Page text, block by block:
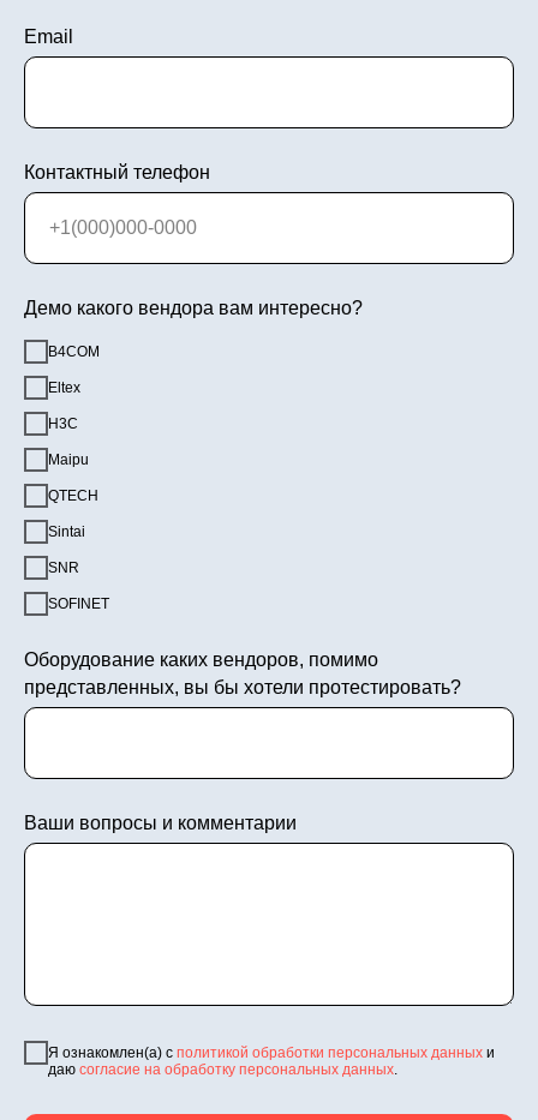
Email
Контактный телефон
Демо какого вендора вам интересно?
B4COM
Eltex
H3C
Maipu
QTECH
Sintai
SNR
SOFINET
Оборудование каких вендоров, помимо
представленных, вы бы хотели протестировать?
Ваши вопросы и комментарии
Я ознакомлен(а) с политикой обработки персональных данных и
даю согласие на обработку персональных данных